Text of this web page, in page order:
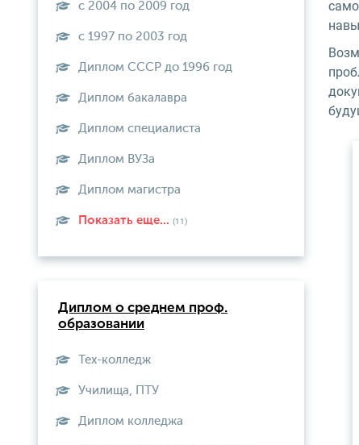
с 2004 по 2009 год
с 1997 по 2003 год
Диплом СССР до 1996 год
Диплом бакалавра
Диплом специалиста
Диплом ВУЗа
Диплом магистра
Показать еще... (11)
Диплом о среднем проф.
образовании
Тех-колледж
Училища, ПТУ
Диплом колледжа